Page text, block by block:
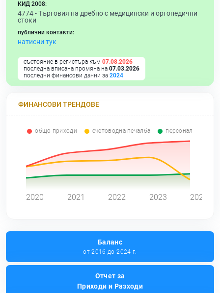
КИД 2008:
4774 -Търговия на дребно с медицински и ортопедични
стоки
публични контакти:
натисни тук
състояние в регистъра към 07.08.2026
последна вписана промяна на 07.03.2026
последни финансови данни за 2024
ФИНАНСОВИ ТРЕНДОВЕ
общо приходи счетоводна печалба персонал
2020 2021 2022 2023 2024
Баланс
от 2016 до 2024 г.
Отчет за
Приходи и Разходи